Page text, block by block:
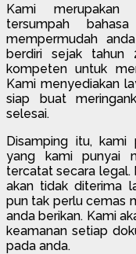
Kami merupakan
tersumpah
mempermudah
berdiri sejak tahun
kompeten untuk
Kami menyediakan
siap buat
selesai.
Disamping itu, kami
yang kami punyai
tercatat secara legal.
akan tidak diterima
pun tak perlu cemas
anda berikan. Kami
keamanan setiap
pada anda.